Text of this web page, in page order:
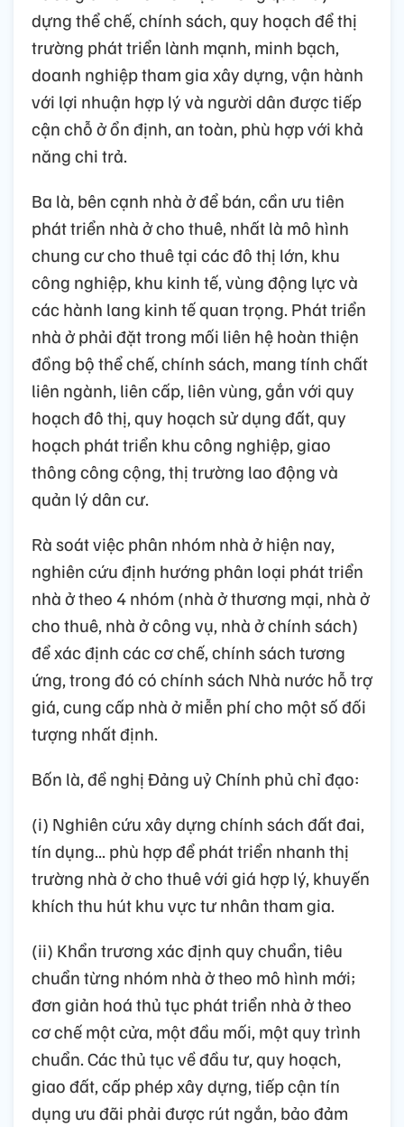
dựng thể chế, chính sách, quy hoạch để thị
trường phát triển lành mạnh, minh bạch,
doanh nghiệp tham gia xây dựng, vận hành
với lợi nhuận hợp lý và người dân được tiếp
cận chỗ ở ổn định, an toàn, phù hợp với khả
năng chi trả.
Ba là, bên cạnh nhà ở để bán, cần ưu tiên
phát triển nhà ở cho thuê, nhất là mô hình
chung cư cho thuê tại các đô thị lớn, khu
công nghiệp, khu kinh tế, vùng động lực và
các hành lang kinh tế quan trọng. Phát triển
nhà ở phải đặt trong mối liên hệ hoàn thiện
đồng bộ thể chế, chính sách, mang tính chất
liên ngành, liên cấp, liên vùng, gắn với quy
hoạch đô thị, quy hoạch sử dụng đất, quy
hoạch phát triển khu công nghiệp, giao
thông công cộng, thị trường lao động và
quản lý dân cư.
Rà soát việc phân nhóm nhà ở hiện nay,
nghiên cứu định hướng phân loại phát triển
nhà ở theo 4 nhóm (nhà ở thương mại, nhà ở
cho thuê, nhà ở công vụ, nhà ở chính sách)
để xác định các cơ chế, chính sách tương
ứng, trong đó có chính sách Nhà nước hỗ trợ
giá, cung cấp nhà ở miễn phí cho một số đối
tượng nhất định.
Bốn là, đề nghị Đảng uỷ Chính phủ chỉ đạo:
(i) Nghiên cứu xây dựng chính sách đất đai,
tín dụng... phù hợp để phát triển nhanh thị
trường nhà ở cho thuê với giá hợp lý, khuyến
khích thu hút khu vực tư nhân tham gia.
(ii) Khẩn trương xác định quy chuẩn, tiêu
chuẩn từng nhóm nhà ở theo mô hình mới;
đơn giản hoá thủ tục phát triển nhà ở theo
cơ chế một cửa, một đầu mối, một quy trình
chuẩn. Các thủ tục về đầu tư, quy hoạch,
giao đất, cấp phép xây dựng, tiếp cận tín
dụng ưu đãi phải được rút ngắn, bảo đảm